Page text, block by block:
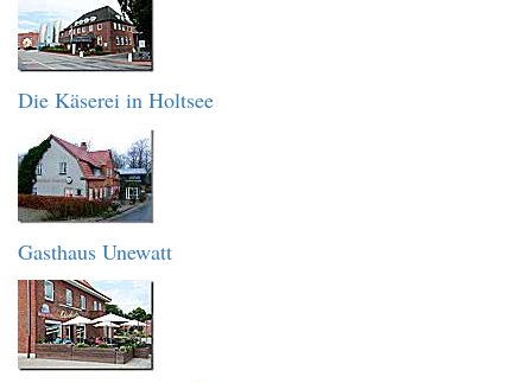
Die Käserei in Holtsee
Gasthaus Unewatt